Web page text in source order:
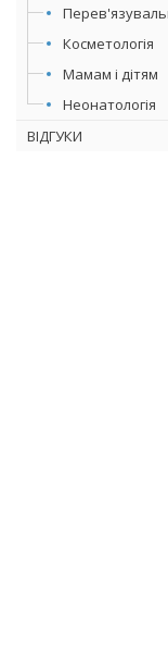
Косметологія
Мамам і дітям
Неонатологія
ВІДГУКИ